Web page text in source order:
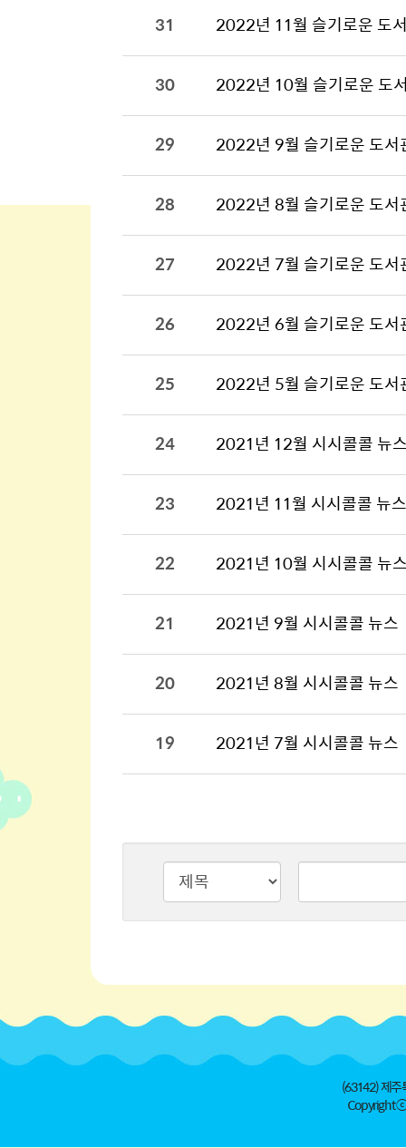
31 2022년 11월 슬기로운 도
30 2022년 10월 슬기로운 도
29 2022년 9월 슬기로운 도서
28 2022년 8월 슬기로운 도서
27 2022년 7월 슬기로운 도서
26 2022년 6월 슬기로운 도서
25 2022년 5월 슬기로운 도서
24 2021년 12월 시시콜콜 뉴
23 2021년 11월 시시콜콜 뉴스
22 2021년 10월 시시콜콜 뉴
21 2021년 9월 시시콜콜 뉴스
20 2021년 8월 시시콜콜 뉴스
19 2021년 7월 시시콜콜 뉴스
검색타입
(63142) 제주
Copyright